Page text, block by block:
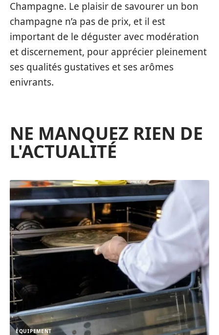
Champagne. Le plaisir de savourer un bon
champagne n’a pas de prix, et il est
important de le déguster avec modération
et discernement, pour apprécier pleinement
ses qualités gustatives et ses arômes
enivrants.
NE MANQUEZ RIEN DE
L'ACTUALITÉ
ÉQUIPEMENT